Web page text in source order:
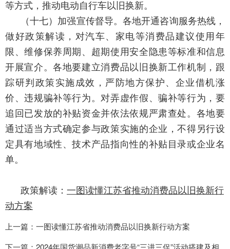
等方式，推动电动自行车以旧换新。
（十七）加强宣传督导。各地开通咨询服务热线，
做好政策解读，对汽车、家电等消费品建议使用年
限、维修保养周期、超期使用安全隐患等标准和信息
开展宣介。各地要建立消费品以旧换新工作机制，跟
踪研判政策实施成效，严防地方保护、企业借机涨
价、违规骗补等行为。对弄虚作假、骗补等行为，要
追回已发放的补贴资金并依法依规严肃查处。各地要
通过适当方式确定参与政策实施的企业，不得另行设
定具有地域性、技术产品指向性的补贴目录或企业名
单。
政策解读： 一图读懂江苏省推动消费品以旧换新行
动方案
上一篇：一图读懂江苏省推动消费品以旧换新行动方案